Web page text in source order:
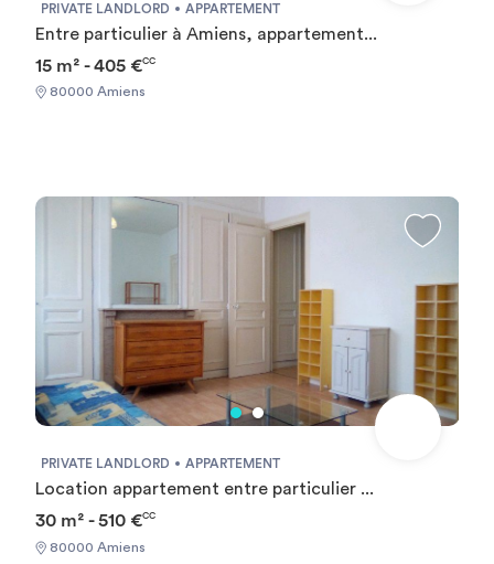
PRIVATE LANDLORD APPARTEMENT
Entre particulier à Amiens, appartement...
15 m² - 405 €CC
80000 Amiens
PRIVATE LANDLORD APPARTEMENT
Location appartement entre particulier ...
30 m² - 510 €CC
80000 Amiens